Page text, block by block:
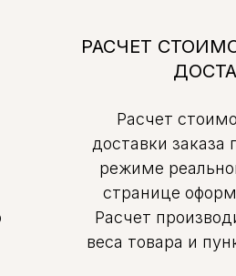
РАСЧЕТ
Расчет
доставки заказа
режиме
странице
Расчет
веса товара и